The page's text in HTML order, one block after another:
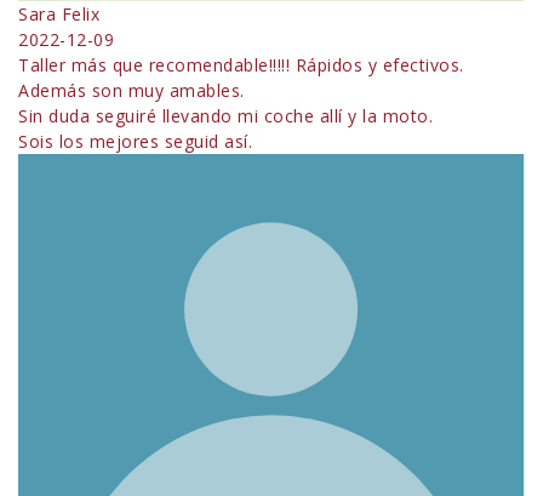
Sara Felix
2022-12-09
Taller más que recomendable!!!!! Rápidos y efectivos.
Además son muy amables.
Sin duda seguiré llevando mi coche allí y la moto.
Sois los mejores seguid así.